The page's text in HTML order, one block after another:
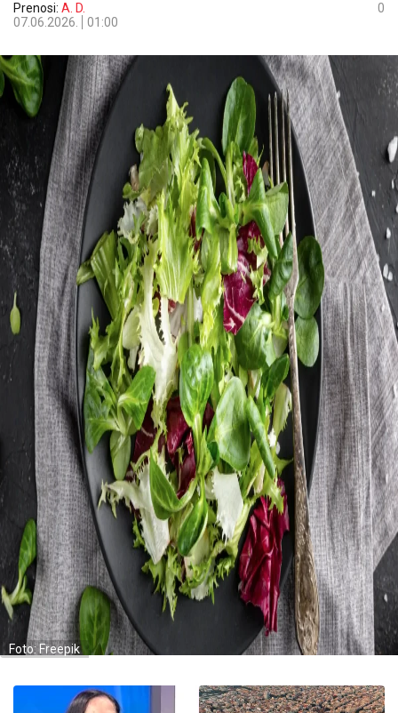
Prenosi: A. D.
07.06.2026.
01:00
0
Foto: Freepik